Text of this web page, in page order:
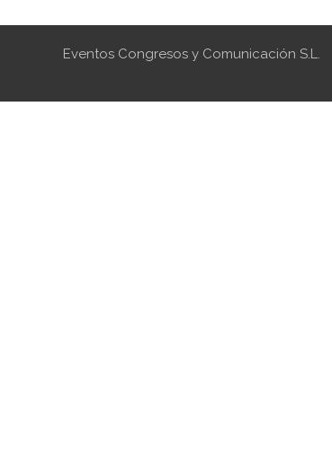
Eventos Congresos y Comunicación S.L.